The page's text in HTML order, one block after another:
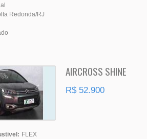
Redonda/RJ
AIRCROSS SHINE
R$ 52.900
FLEX